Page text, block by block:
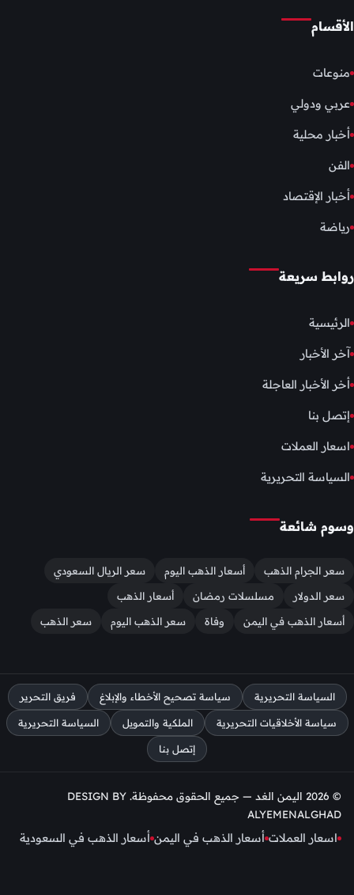
الأقسام
منوعات
عربي ودولي
أخبار محلية
الفن
أخبار الإقتصاد
رياضة
روابط سريعة
الرئيسية
آخر الأخبار
أخر الأخبار العاجلة
إتصل بنا
اسعار العملات
السياسة التحريرية
وسوم شائعة
سعر الجرام الذهب أسعار الذهب اليوم
سعر الريال السعودي
سعر الدولار
مسلسلات رمضان
أسعار الذهب
أسعار الذهب في اليمن
وفاة سعر الذهب اليوم سعر الذهب
السياسة التحريرية سياسة تصحيح الأخطاء والإبلاغ فريق التحرير
سياسة الأخلاقيات التحريرية الملكية والتمويل السياسة التحريرية
إتصل بنا
© 2026 اليمن الغد — جميع الحقوق محفوظة. DESIGN BY
ALYEMENALGHAD
اسعار العملات أسعار الذهب في اليمن أسعار الذهب في السعودية